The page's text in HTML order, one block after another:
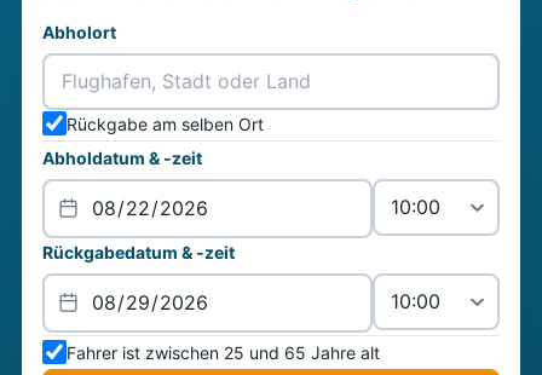
Abholort
Rückgabe am selben Ort
Abholdatum & -zeit
Rückgabedatum & -zeit
Fahrer ist zwischen 25 und 65 Jahre alt